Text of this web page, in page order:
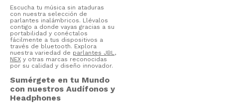
Escucha tu música sin ataduras
con nuestra selección de
parlantes inalámbricos. Llévalos
contigo a donde vayas gracias a su
portabilidad y conéctalos
fácilmente a tus dispositivos a
través de bluetooth. Explora
nuestra variedad de parlantes JBL,
NEX y otras marcas reconocidas
por su calidad y diseño innovador.
Sumérgete en tu Mundo
con nuestros Audífonos y
Headphones